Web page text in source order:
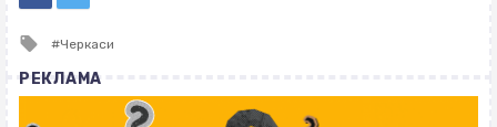
Tagged
Черкаси
РЕКЛАМА